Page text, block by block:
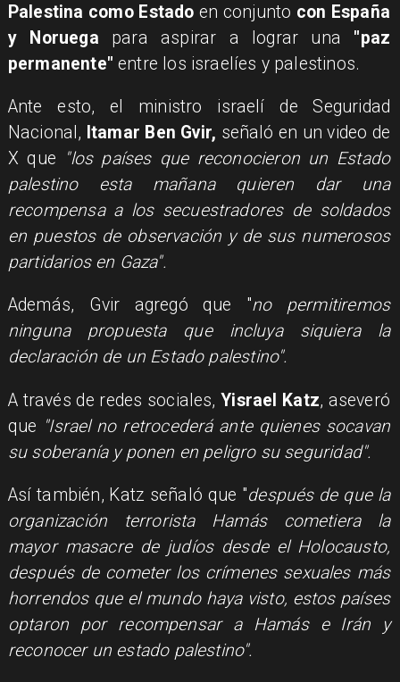
Palestina como Estado en conjunto con España
y Noruega para aspirar a lograr una "paz
permanente" entre los israelíes y palestinos.
Ante esto, el ministro israelí de Seguridad
Nacional, Itamar Ben Gvir, señaló en un video de
X que
"los países que reconocieron un Estado
palestino esta mañana quieren dar una
recompensa a los secuestradores de soldados
en puestos de observación y de sus numerosos
partidarios en Gaza".
Además, Gvir agregó que "no permitiremos
ninguna propuesta que incluya siquiera la
declaración de un Estado palestino".
A través de redes sociales,Yisrael Katz, aseveró
que "Israel no retrocederá ante quienes socavan
su soberanía y ponen en peligro su seguridad".
Así también, Katz señaló que "después de que la
organización terrorista Hamás cometiera la
mayor masacre de judíos desde el Holocausto,
después de cometer los crímenes sexuales más
horrendos que el mundo haya visto, estos países
optaron por recompensar a Hamás e Irán y
reconocer un estado palestino".